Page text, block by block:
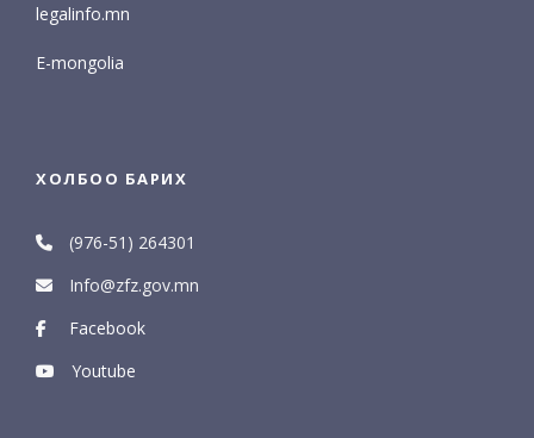
legalinfo.mn
E-mongolia
ХОЛБОО БАРИХ
(976-51) 264301
Info@zfz.gov.mn
Facebook
Youtube